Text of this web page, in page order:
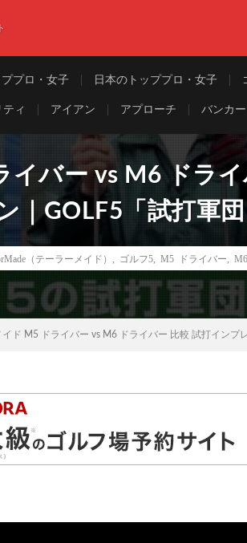
プロ・女子 日本のトッププロ・女子
ィ アイアン アプローチ バンカー
イバー vs M6 ドラ
GOLF5「試打軍団
（テーラーメイド） ゴルフ5 M5 ドライバー
ド M5 ドライバー vs M6 ドライバー 比較 試打インプ